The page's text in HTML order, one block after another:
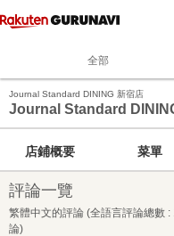
全部
Journal Standard DINING 新宿店
Journal Standard
店鋪概要 菜單
評論一覽
繁體中文的評論 (全語言評論總數 :
論)